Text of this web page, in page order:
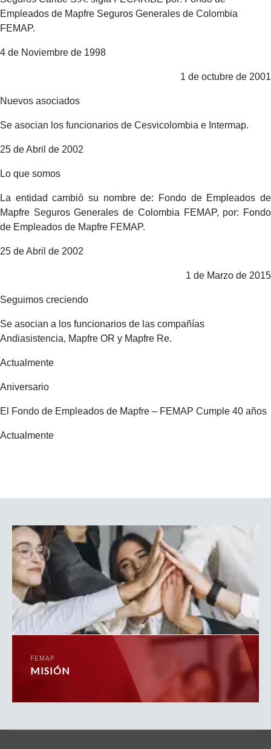
Empleados de Mapfre Seguros Generales de Colombia
FEMAP.
4 de Noviembre de 1998
1 de octubre de 2001
Nuevos asociados
Se asocian los funcionarios de Cesvicolombia e Intermap.
25 de Abril de 2002
Lo que somos
La entidad cambió su nombre de: Fondo de Empleados de
Mapfre Seguros Generales de Colombia FEMAP, por: Fondo
de Empleados de Mapfre FEMAP.
25 de Abril de 2002
1 de Marzo de 2015
Seguimos creciendo
Se asocian a los funcionarios de las compañías
Andiasistencia, Mapfre OR y Mapfre Re.
Actualmente
Aniversario
El Fondo de Empleados de Mapfre – FEMAP Cumple 40 años
Actualmente
FEMAP
MISIÓN